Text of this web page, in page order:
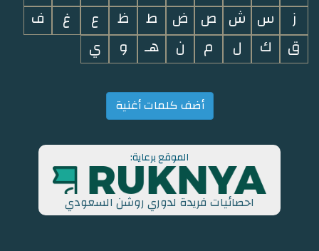
ز
س ش ص ض ط ظ ع غ
ف
ق
ك ل م ن هـ و ي
أضف كلمات أغنية
الموقع برعاية:
احصائيات فريدة لدوري روشن السعودي